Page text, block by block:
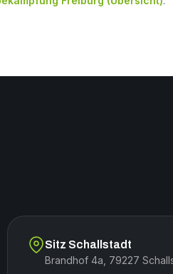
Sitz Schallstadt
Brandhof 4a, 79227